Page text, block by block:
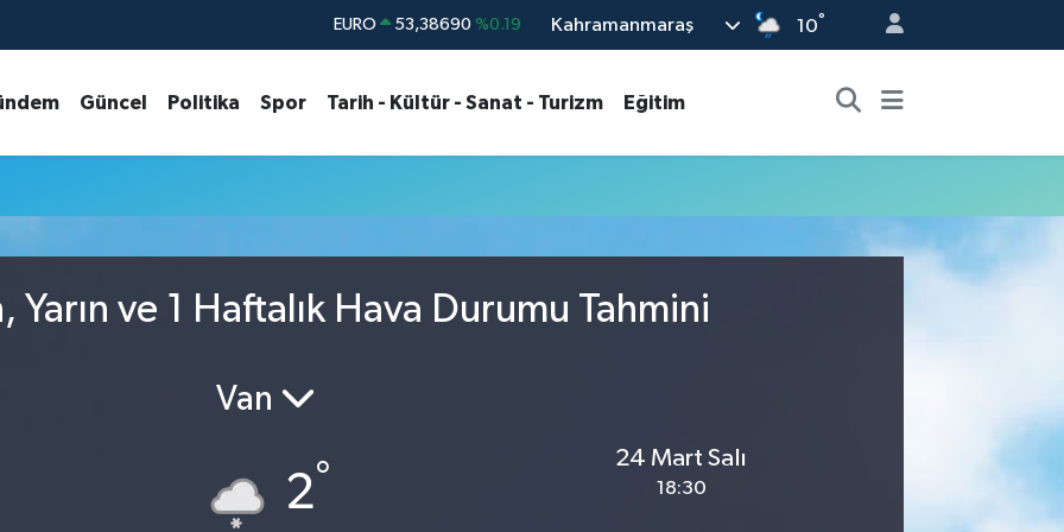
EURO 53,38690 %0.19
G.ALTIN 6862,09000 %0.19
BİST100 14.598,00 %0
Kahramanmaraş 10°
Güncel Politika Spor Tarih - Kültür - Sanat - Turizm Eğitim
Yarın ve 1 Haftalık Hava Durumu Tahmini
Van
2°
24 Mart Salı
18:30